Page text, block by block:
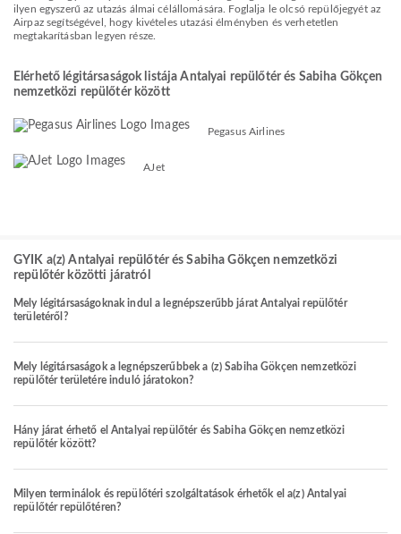
ilyen egyszerű az utazás álmai célállomására. Foglalja le olcsó repülőjegyét az
Airpaz segítségével, hogy kivételes utazási élményben és verhetetlen
megtakarításban legyen része.
Elérhető légitársaságok listája Antalyai repülőtér és Sabiha Gökçen
nemzetközi repülőtér között
Pegasus Airlines
AJet
GYIK a(z) Antalyai repülőtér és Sabiha Gökçen nemzetközi
repülőtér közötti járatról
Mely légitársaságoknak indul a legnépszerűbb járat Antalyai repülőtér
területéről?
Mely légitársaságok a legnépszerűbbek a (z) Sabiha Gökçen nemzetközi
repülőtér területére induló járatokon?
Hány járat érhető el Antalyai repülőtér és Sabiha Gökçen nemzetközi
repülőtér között?
Milyen terminálok és repülőtéri szolgáltatások érhetők el a(z) Antalyai
repülőtér repülőtéren?